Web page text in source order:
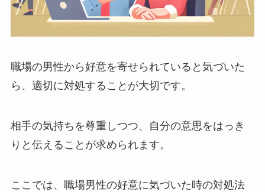
職場の男性から好意を寄せられていると気づいた
ら、適切に対処することが大切です。
相手の気持ちを尊重しつつ、自分の意思をはっき
りと伝えることが求められます。
ここでは、職場男性の好意に気づいた時の対処法